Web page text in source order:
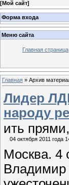
[Мой сайт]
Форма входа
Меню сайта
Главная страница
Главная » Архив
Лидер
народу
ить
04 октября 2011 года
Москва. 4
Владимир